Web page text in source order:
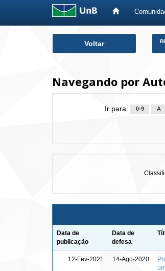
Voltar
Navegando por
Ir para: 0-9 A
Data de
publicação
Data de
defesa
12-Fev-2021 14-Ago-2020